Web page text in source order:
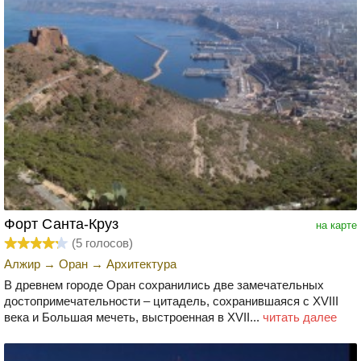
на карте
Форт Санта-Круз
(5 голосов)
Алжир → Оран → Архитектура
В древнем городе Оран сохранились две замечательных
достопримечательности – цитадель, сохранившаяся с XVIII
века и Большая мечеть, выстроенная в XVII... читать далее